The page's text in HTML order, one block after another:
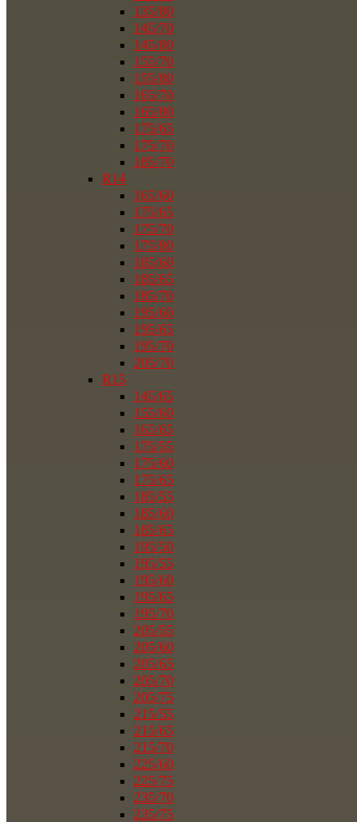
135/80
145/70
145/80
155/70
155/80
165/70
165/80
175/65
175/70
185/70
R14
165/60
175/65
175/70
175/80
185/60
185/65
185/70
195/60
195/65
195/70
205/70
R15
145/65
155/60
165/65
175/55
175/60
175/65
185/55
185/60
185/65
195/50
195/55
195/60
195/65
195/70
205/55
205/60
205/65
205/70
205/75
215/55
215/65
215/70
225/60
225/75
235/70
235/75